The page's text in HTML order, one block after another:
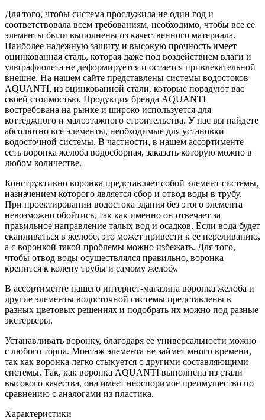
Для того, чтобы система прослужила не один год и
соответствовала всем требованиям, необходимо, чтобы все ее
элементы были выполнены из качественного материала.
Наиболее надежную защиту и высокую прочность имеет
оцинкованная сталь, которая даже под воздействием влаги и
ультрафиолета не деформируется и остается привлекательной
внешне. На нашем сайте представлены системы водостоков
AQUANTI, из оцинкованной стали, которые порадуют вас
своей стоимостью. Продукция бренда AQUANTI
востребована на рынке и широко используется для
коттеджного и малоэтажного строительства. У нас вы найдете
абсолютно все элементы, необходимые для установки
водосточной системы. В частности, в нашем ассортименте
есть воронка желоба водосборная, заказать которую можно в
любом количестве.
Конструктивно воронка представляет собой элемент системы,
назначением которого является сбор и отвод воды в трубу.
При проектировании водостока здания без этого элемента
невозможно обойтись, так как именно он отвечает за
правильное направление талых вод и осадков. Если вода будет
скапливаться в желобе, это может привести к ее переливанию,
а с воронкой такой проблемы можно избежать. Для того,
чтобы отвод воды осуществлялся правильно, воронка
крепится к колену трубы и самому желобу.
В ассортименте нашего интернет-магазина воронка желоба и
другие элементы водосточной системы представлены в
разных цветовых решениях и подобрать их можно под разные
экстерьеры.
Устанавливать воронку, благодаря ее универсальности можно
с любого торца. Монтаж элемента не займет много времени,
так как воронка легко стыкуется с другими составляющими
системы. Так, как воронка AQUANTI выполнена из стали
высокого качества, она имеет неоспоримое преимущество по
сравнению с аналогами из пластика.
Характеристики